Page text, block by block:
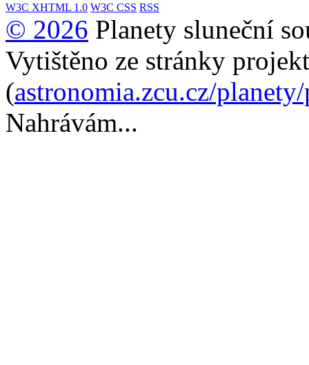
W3C XHTML 1.0 W3C CSS RSS
© 2026 Planety sluneční
Vytištěno ze stránky
(astronomia.zcu.cz/
Nahrávám...